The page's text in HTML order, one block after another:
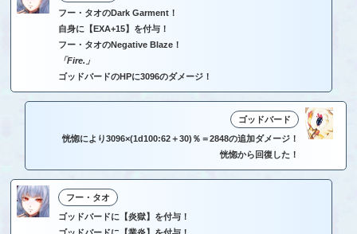
フー・タオのDark Garment！
自身に【EXA+15】を付与！
フー・タオのNegative Blaze！
「Fire.」
ゴッドバードのHPに3096のダメージ！
ゴッドバード
恍惚により3096×(1d100:62＋30)％＝2848の追加ダメージ！
恍惚から回復した！
フー・タオ
ゴッドバードに【炎獄】を付与！